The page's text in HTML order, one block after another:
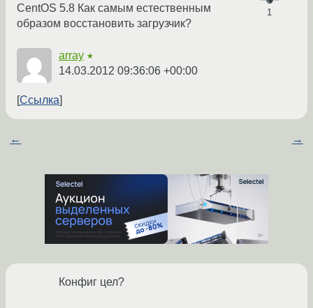
1
CentOS 5.8 Как самым естеcтвенным
образом восстановить загрузчик?
array ★
14.03.2012 09:36:06 +00:00
Ссылка
← →
Конфиг цел?